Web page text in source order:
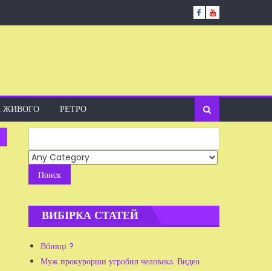
ЖИВОГО РЕТРО
for:
ВИБІРКА СТАТЕЙ
Вбивці ?
Муж прокурорши угробил человека. Видео